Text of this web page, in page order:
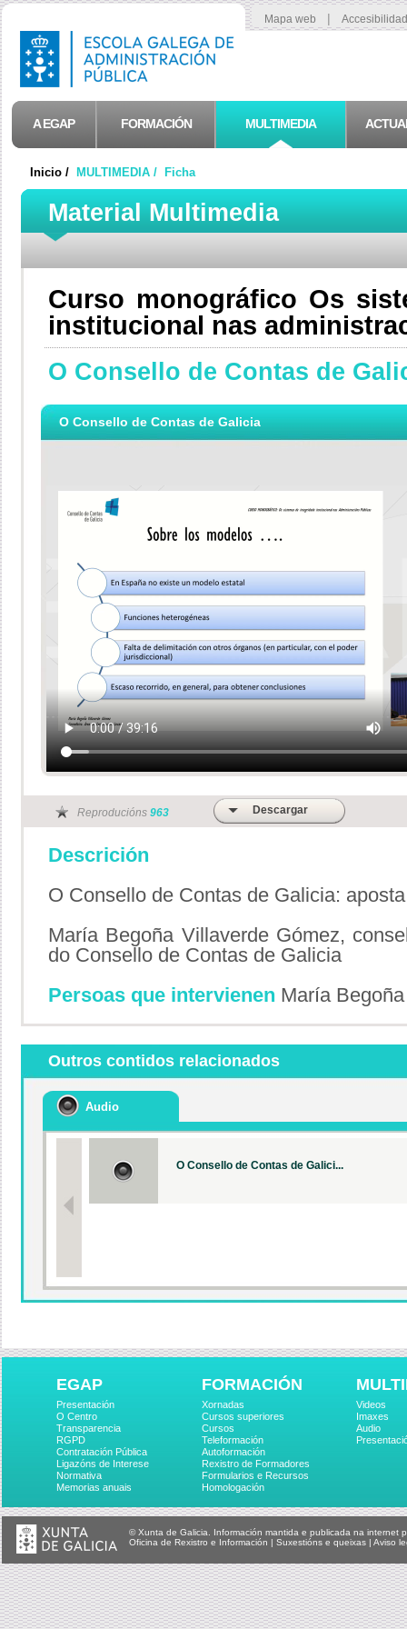
Mapa web |
A EGAP FORMACIÓN MULTIMEDIA
Inicio / MULTIMEDIA / Ficha
Material Multimedia
Curso monográfico Os
institucional nas
O Consello de Contas de
O Consello de Contas de Galicia
Reproducións 963 Descargar
Descrición
O Consello de Contas de Galicia:
María Begoña Villaverde Gómez,
do Consello de Contas de Galicia
Persoas que intervienen María
Outros contidos relacionados
Audio
O Consello de Contas de Galici...
EGAP
Presentación
O Centro
Transparencia
RGPD
Contratación Pública
Ligazóns de Interese
Normativa
Memorias anuais
FORMACIÓN
Xornadas
Cursos superiores
Cursos
Teleformación
Autoformación
Rexistro de Formadores
Formularios e Recursos
Homologación
Videos
Imaxes
Audio
© Xunta de Galicia. Información mantida e publicada na internet
Oficina de Rexistro e Información | Suxestións e queixas | Aviso